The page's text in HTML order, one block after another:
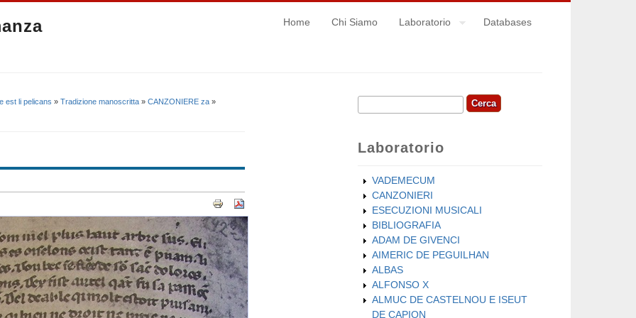
Home Chi Siamo Laboratorio Databases
est li pelicans » Tradizione manoscritta » CANZONIERE za »
Form di ricerca
Cerca
Laboratorio
VADEMECUM
CANZONIERI
ESECUZIONI MUSICALI
BIBLIOGRAFIA
ADAM DE GIVENCI
AIMERIC DE PEGUILHAN
ALBAS
ALFONSO X
ALMUC DE CASTELNOU E ISEUT
DE CAPION